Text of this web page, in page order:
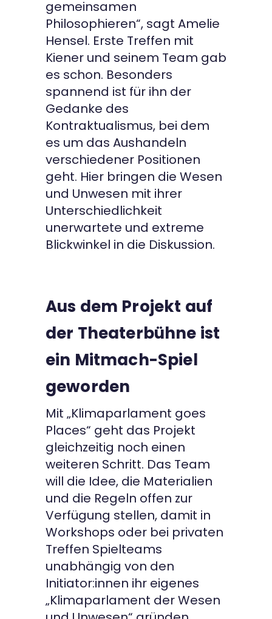
gemeinsamen
Philosophieren“, sagt Amelie
Hensel. Erste Treffen mit
Kiener und seinem Team gab
es schon. Besonders
spannend ist für ihn der
Gedanke des
Kontraktualismus, bei dem
es um das Aushandeln
verschiedener Positionen
geht. Hier bringen die Wesen
und Unwesen mit ihrer
Unterschiedlichkeit
unerwartete und extreme
Blickwinkel in die Diskussion.
Aus dem Projekt auf
der Theaterbühne ist
ein Mitmach-Spiel
geworden
Mit „Klimaparlament goes
Places“ geht das Projekt
gleichzeitig noch einen
weiteren Schritt. Das Team
will die Idee, die Materialien
und die Regeln offen zur
Verfügung stellen, damit in
Workshops oder bei privaten
Treffen Spielteams
unabhängig von den
Initiator:innen ihr eigenes
„Klimaparlament der Wesen